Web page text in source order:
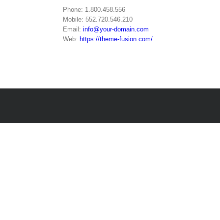
Phone: 1.800.458.556
Mobile: 552.720.546.210
Email:info@your-domain.com
Web: https://theme-fusion.com/